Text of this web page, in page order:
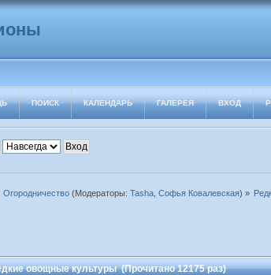
ПОИСК КАЛЕНДАРЬ ГАЛЕРЕЯ ВХОД
Огородничество(Модераторы: Tasha, Софья Ковалевская) »
овощные культуры (Прочитано 12175 раз)